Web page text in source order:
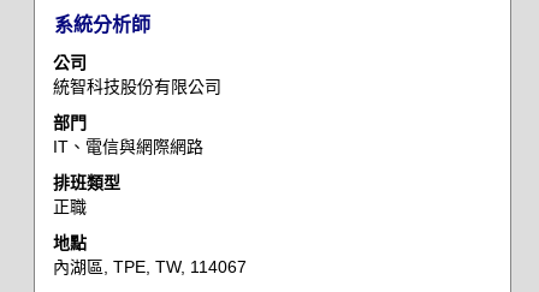
整
內
容。
標
題
系統分析師
公司
統智科技股份有限公司
部門
IT、電信與網際網路
排班類型
正職
地點
內湖區, TPE, TW, 114067
選
取
空
列
以
檢
視
工
作